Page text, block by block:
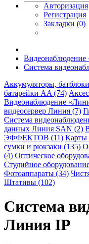
Авторизация
Регистрация
Закладки (0)
Видеонаблюдение
Система
Аккумуляторы,
батарейки AA (74)
Видеонаблюдение
видеосервер Линия (7)
Система
данных Линия SAN (2)
ЭФФЕКТОВ (11) Карты
сумки и рюкзаки (135)
(4) Оптическое
Студийное
Фотоаппараты (34)
Штативы (102)
Система
Линия IP